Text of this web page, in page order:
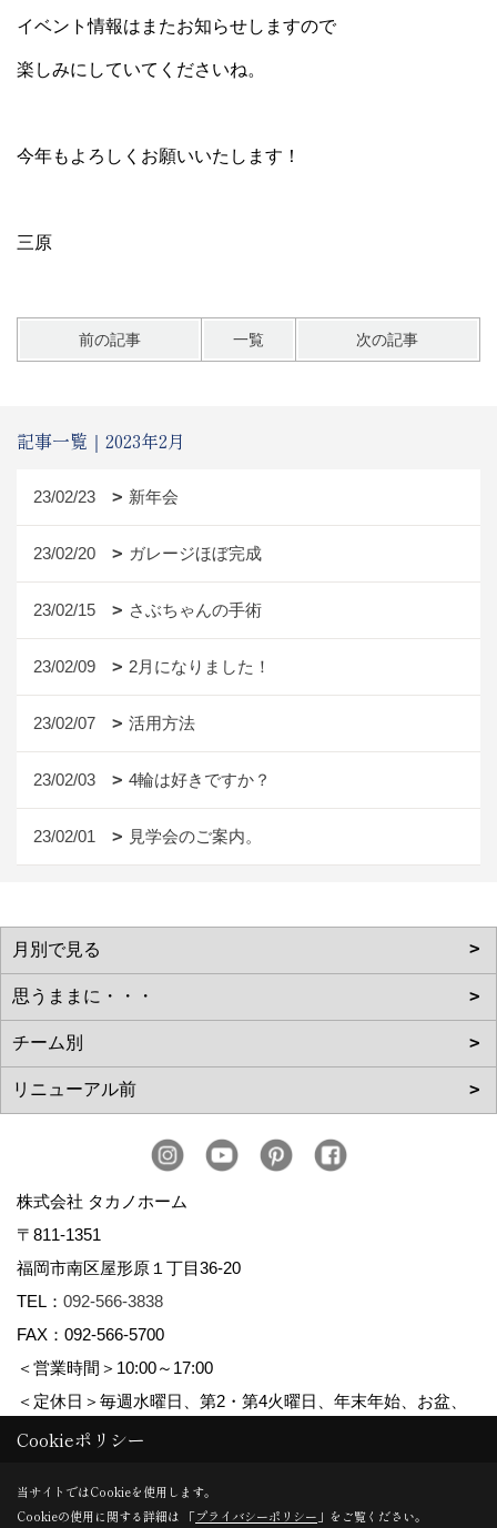
イベント情報はまたお知らせしますので
楽しみにしていてくださいね。
今年もよろしくお願いいたします！
三原
前の記事 一覧 次の記事
記事一覧｜2023年2月
23/02/23 新年会
23/02/20 ガレージほぼ完成
23/02/15 さぶちゃんの手術
23/02/09 2月になりました！
23/02/07 活用方法
23/02/03 4輪は好きですか？
23/02/01 見学会のご案内。
株式会社 タカノホーム
〒811-1351
福岡市南区屋形原１丁目36-20
TEL： 092-566-3838
FAX：092-566-5700
＜営業時間＞10:00～17:00
＜定休日＞毎週水曜日、第2・第4火曜日、年末年始、お盆、
ゴールデンウィーク、夏季休暇
Copyright (c) TAKANO CONSTRUCTION CO.,LTD. All Rights Reserved.
Cookieポリシー
当サイトではCookieを使用します。
Cookieの使用に関する詳細は 「プライバシーポリシー 」をご覧ください。